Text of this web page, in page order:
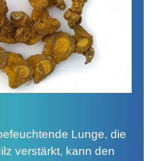
Lunge, die
verstärkt, kann den